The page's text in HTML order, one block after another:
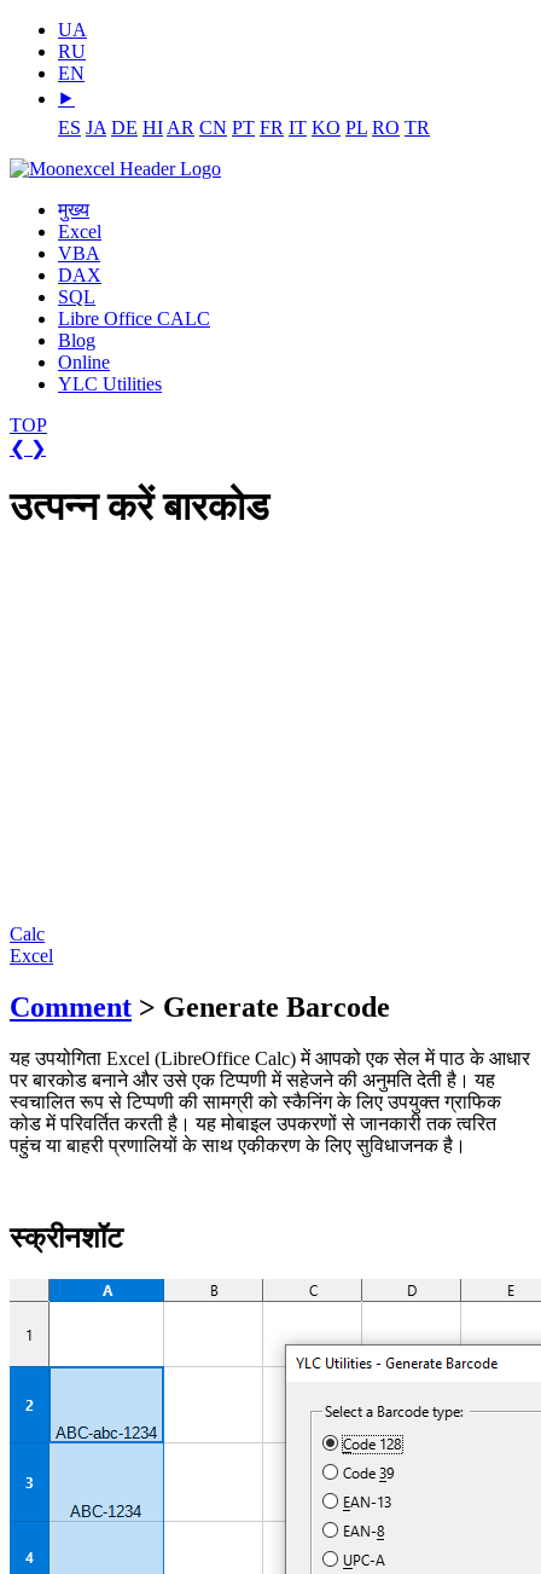
UA
RU
EN
⯈
ES JA DE HI AR CN PT FR IT KO PL RO TR
मुख्य
Excel
VBA
DAX
SQL
Libre Office CALC
Blog
Online
YLC Utilities
TOP
❮ ❯
उत्पन्न करें बारकोड
Calc
Excel
Comment > Generate Barcode
यह उपयोगिता Excel (LibreOffice Calc) में आपको एक सेल में पाठ के आधार
पर बारकोड बनाने और उसे एक टिप्पणी में सहेजने की अनुमति देती है। यह
स्वचालित रूप से टिप्पणी की सामग्री को स्कैनिंग के लिए उपयुक्त ग्राफिक
कोड में परिवर्तित करती है। यह मोबाइल उपकरणों से जानकारी तक त्वरित
पहुंच या बाहरी प्रणालियों के साथ एकीकरण के लिए सुविधाजनक है।
स्क्रीनशॉट